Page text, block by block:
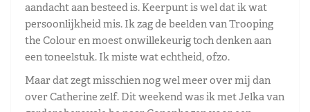
aandacht aan besteed is. Keerpunt is wel dat ik wat
persoonlijkheid mis. Ik zag de beelden van Trooping
the Colour en moest onwillekeurig toch denken aan
een toneelstuk. Ik miste wat echtheid, ofzo.
Maar dat zegt misschien nog wel meer over mij dan
over Catherine zelf. Dit weekend was ik met Jelka van